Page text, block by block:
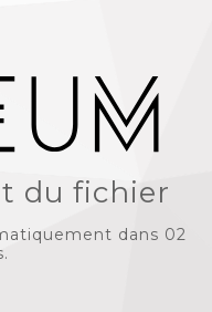
du fichier
dans 02